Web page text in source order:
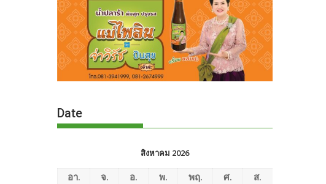
Date
สิงหาคม 2026
อา. จ. อ. พ. พฤ. ศ.
ส.